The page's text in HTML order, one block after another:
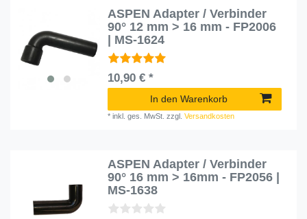
ASPEN Adapter / Verbinder
90° 12 mm > 16 mm - FP2006
| MS-1624
10,90 € *
In den Warenkorb
*inkl. ges. MwSt. zzgl.Versandkosten
ASPEN Adapter / Verbinder
90° 16 mm > 16mm - FP2056 |
MS-1638